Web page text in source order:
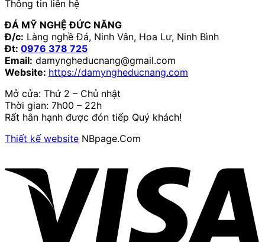
Thông tin liên hệ
ĐÁ MỸ NGHỆ ĐỨC NĂNG
Đ/c: Làng nghề Đá, Ninh Vân, Hoa Lư, Ninh Bình
Đt: 0976 378 725
Email: damyngheducnang@gmail.com
Website: https://damyngheducnang.com
Mở cửa: Thứ 2 – Chủ nhật
Thời gian: 7h00 – 22h
Rất hân hạnh được đón tiếp Quý khách!
Thiết kế website NBpage.Com